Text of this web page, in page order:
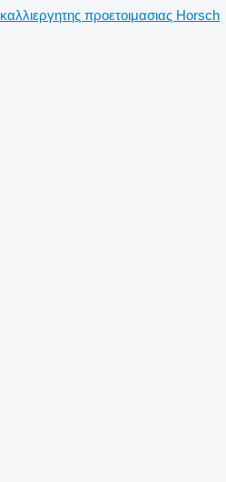
καλλιεργητης προετοιμασιας Horsch